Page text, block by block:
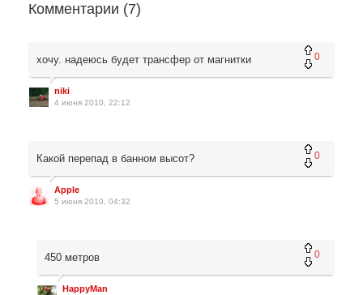
Комментарии (7)
0
хочу. надеюсь будет трансфер от магнитки
niki
4 июня 2010, 22:12
0
Какой перепад в банном высот?
Apple
5 июня 2010, 04:32
0
450 метров
HappyMan